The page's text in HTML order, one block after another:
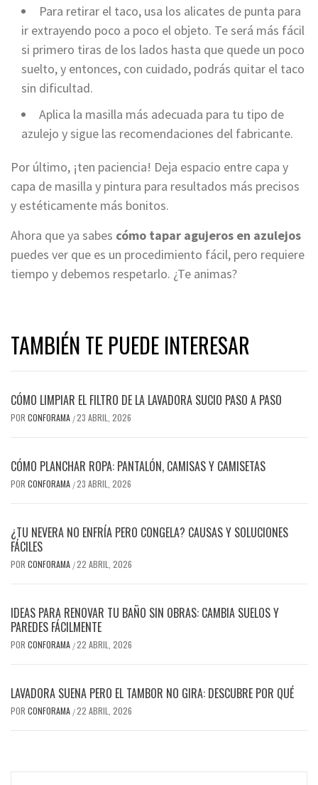
Para retirar el taco, usa los alicates de punta para
ir extrayendo poco a poco el objeto. Te será más fácil
si primero tiras de los lados hasta que quede un poco
suelto, y entonces, con cuidado, podrás quitar el taco
sin dificultad.
Aplica la masilla más adecuada para tu tipo de
azulejo y sigue las recomendaciones del fabricante.
Por último, ¡ten paciencia! Deja espacio entre capa y
capa de masilla y pintura para resultados más precisos
y estéticamente más bonitos.
Ahora que ya sabes cómo tapar agujeros en azulejos
puedes ver que es un procedimiento fácil, pero requiere
tiempo y debemos respetarlo. ¿Te animas?
TAMBIÉN TE PUEDE INTERESAR
CÓMO LIMPIAR EL FILTRO DE LA LAVADORA SUCIO PASO A PASO
POR CONFORAMA /23 ABRIL, 2026
CÓMO PLANCHAR ROPA: PANTALÓN, CAMISAS Y CAMISETAS
POR CONFORAMA /23 ABRIL, 2026
¿TU NEVERA NO ENFRÍA PERO CONGELA? CAUSAS Y SOLUCIONES
FÁCILES
POR CONFORAMA /22 ABRIL, 2026
IDEAS PARA RENOVAR TU BAÑO SIN OBRAS: CAMBIA SUELOS Y
PAREDES FÁCILMENTE
POR CONFORAMA /22 ABRIL, 2026
LAVADORA SUENA PERO EL TAMBOR NO GIRA: DESCUBRE POR QUÉ
POR CONFORAMA /22 ABRIL, 2026